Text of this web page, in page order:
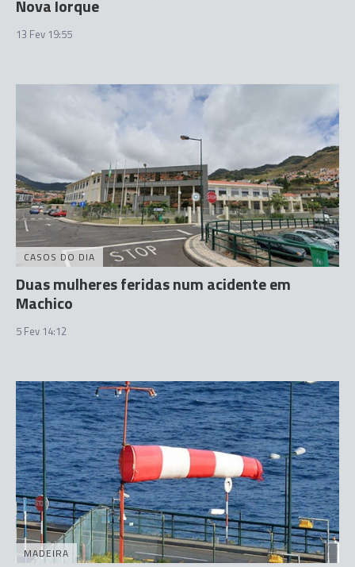
Nova Iorque
13 Fev 19:55
CASOS DO DIA
Duas mulheres feridas num acidente em
Machico
5 Fev 14:12
MADEIRA